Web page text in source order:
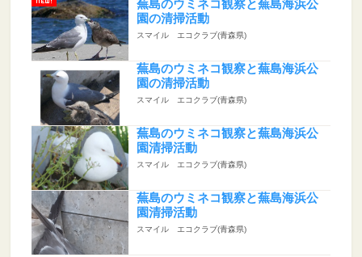
蕪島のウミネコ観察と蕪島海浜公
園の清掃活動
スマイル エコクラブ(青森県)
蕪島のウミネコ観察と蕪島海浜公
園の清掃活動
スマイル エコクラブ(青森県)
蕪島のウミネコ観察と蕪島海浜公
園清掃活動
スマイル エコクラブ(青森県)
蕪島のウミネコ観察と蕪島海浜公
園清掃活動
スマイル エコクラブ(青森県)